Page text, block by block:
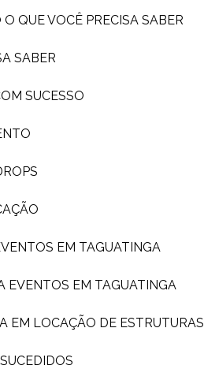
QUE VOCÊ PRECISA SABER
SABER
SUCESSO
EM TAGUATINGA
EVENTOS EM TAGUATINGA
EM LOCAÇÃO DE ESTRUTURAS